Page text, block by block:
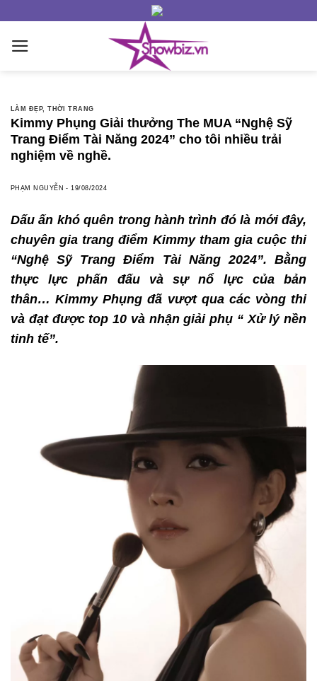
content
LÀM ĐẸP,THỜI TRANG
Kimmy Phụng Giải thưởng The MUA “Nghệ Sỹ
Trang Điểm Tài Năng 2024” cho tôi nhiều trải
nghiệm về nghề.
PHẠM NGUYỄN -19/08/2024
Dấu ấn khó quên trong hành trình đó là mới đây,
chuyên gia trang điểm Kimmy tham gia cuộc thi
“Nghệ Sỹ Trang Điểm Tài Năng 2024”. Bằng
thực lực phấn đấu và sự nổ lực của bản
thân… Kimmy Phụng đã vượt qua các vòng thi
và đạt được top 10 và nhận giải phụ “ Xử lý nền
tinh tế”.